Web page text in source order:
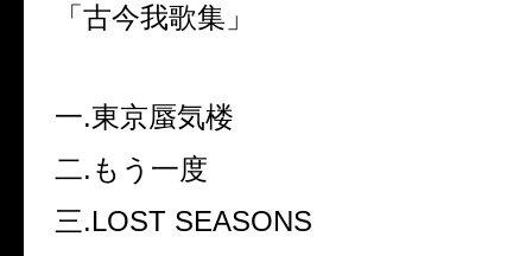
「古今我歌集」
一.東京蜃気楼
二.もう一度
三.LOST SEASONS